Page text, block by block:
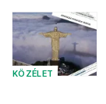
KÖZÉLET